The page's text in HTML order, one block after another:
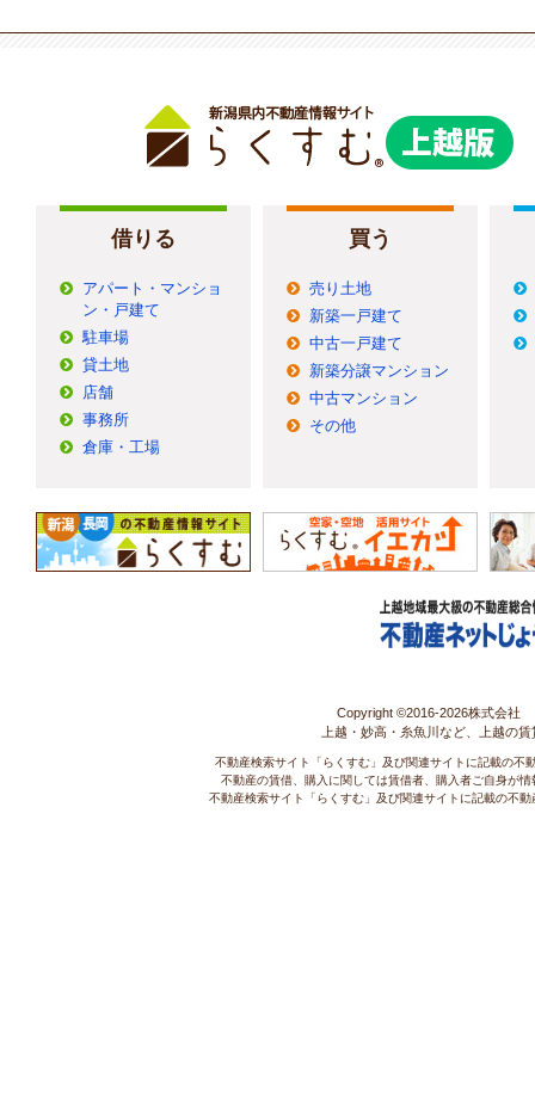
借りる
アパート・マンショ
ン・戸建て
駐車場
貸土地
店舗
事務所
倉庫・工場
買う
売り土地
新築一戸建て
中古一戸建て
新築分譲マンション
中古マンション
その他
Copyright ©2016-2026株式会社
上越・妙高・糸魚川など、上越の
不動産検索サイト「らくすむ」及び関連サイトに記載の不
不動産の賃借、購入に関しては賃借者、購入者ご自身が
不動産検索サイト「らくすむ」及び関連サイトに記載の不